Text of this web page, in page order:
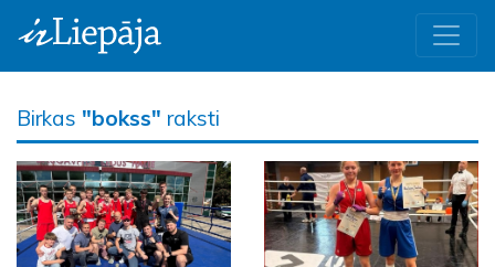
Birkas "bokss" raksti